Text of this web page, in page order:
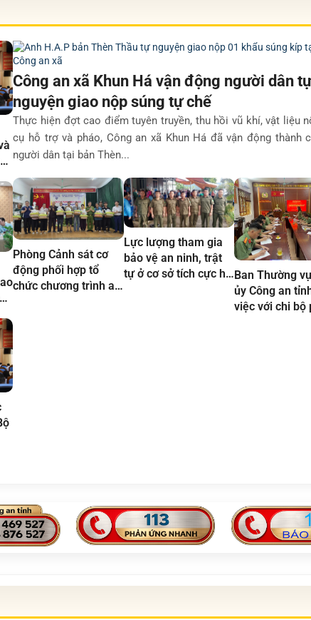
Công an xã Khun Há vận động người dân
nguyện giao nộp súng tự chế
Thực hiện đợt cao điểm tuyên truyền, thu hồi vũ khí, vật liệu
cụ hỗ trợ và pháo, Công an xã Khun Há đã vận động thành
người dân tại bản Thèn...
Phòng Cảnh sát cơ
động phối hợp tổ
chức chương trình an
Lực lượng tham gia
bảo vệ an ninh, trật
tự ở cơ sở tích cực hỗ Ban Thường
ủy Công an
việc với chi bộ